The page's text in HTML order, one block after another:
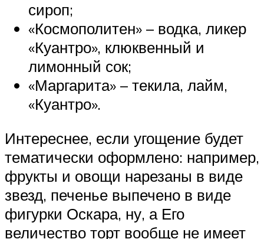
сироп;
«Космополитен» – водка, ликер
«Куантро», клюквенный и
лимонный сок;
«Маргарита» – текила, лайм,
«Куантро».
Интереснее, если угощение будет
тематически оформлено: например,
фрукты и овощи нарезаны в виде
звезд, печенье выпечено в виде
фигурки Оскара, ну, а Его
величество торт вообще не имеет